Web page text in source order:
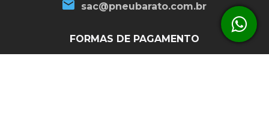
sac@pneubarato.com.br
FORMAS DE PAGAMENTO